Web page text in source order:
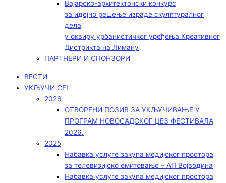
Вајарско-архитектонски конкурс
за идејно решење израде скулптуралног
дела
у оквиру урбанистичког уређења Креативног
Дистрикта на Лиману
ПАРТНЕРИ И СПОНЗОРИ
ВЕСТИ
УКЉУЧИ СЕ!
2026
ОТВОРЕНИ ПОЗИВ ЗА УКЉУЧИВАЊЕ У
ПРОГРАМ НОВОСАДСКОГ ЏЕЗ ФЕСТИВАЛА
2026.
2025
Набавка услуге закупа медијског простора
за телевизијско емитовање – АП Војводинa
Набавка услуге закупа медијског простора